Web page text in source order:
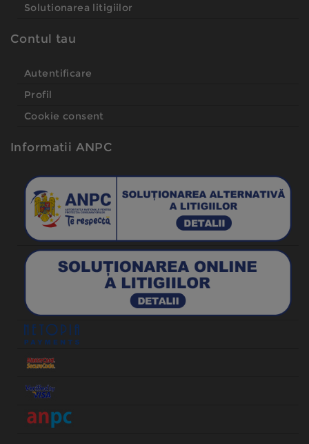
Solutionarea litigiilor
Contul tau
Autentificare
Profil
Cookie consent
Informatii ANPC